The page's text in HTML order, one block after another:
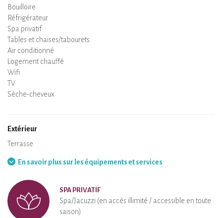
Bouilloire
Plaque de cuisson
Four
Réfrigérateur
Vaisselle
Lave-vaisselle
Chaise bébé
Spa privatif
Sauna privatif
Tables et chaises/tabourets
Air conditionné
Logement chauffé
Poêle à bois
Cheminée
Wifi
TV
Sèche-cheveux
Extérieur
Terrasse
En savoir plus sur les équipements et services
SPA PRIVATIF
Spa/Jacuzzi (en accès illimité / accessible en toute
saison)